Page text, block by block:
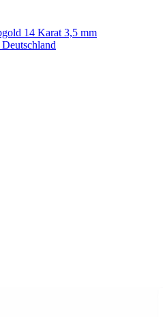
14 Karat 3,5 mm